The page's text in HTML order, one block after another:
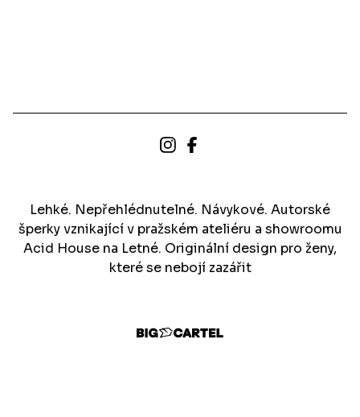
Lehké. Nepřehlédnutelné. Návykové. Autorské
šperky vznikající v pražském ateliéru a showroomu
Acid House na Letné. Originální design pro ženy,
které se nebojí zazářit